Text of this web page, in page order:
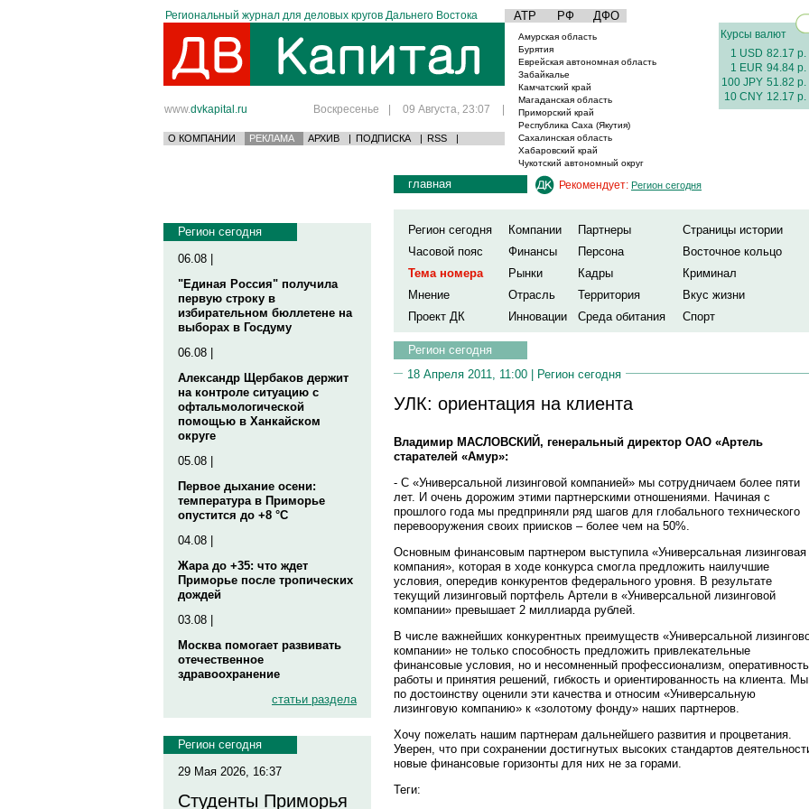
Региональный журнал для деловых кругов Дальнего Востока АТР РФ ДФО
www.dvkapital.ru Воскресенье | 09 Августа, 23:07 |
О КОМПАНИИ РЕКЛАМА АРХИВ | ПОДПИСКА | RSS |
Амурская область
Бурятия
Еврейская автономная область
Забайкалье
Камчатский край
Магаданская область
Приморский край
Республика Саха (Якутия)
Сахалинская область
Хабаровский край
Чукотский автономный округ
Курсы валют
1 USD 82.17 р.
1 EUR 94.84 р.
100 JPY 51.82 р.
10 CNY 12.17 р.
Регион сегодня
06.08 |
"Единая Россия" получила
первую строку в
избирательном бюллетене на
выборах в Госдуму
06.08 |
Александр Щербаков держит
на контроле ситуацию с
офтальмологической
помощью в Ханкайском
округе
05.08 |
Первое дыхание осени:
температура в Приморье
опустится до +8 °C
04.08 |
Жара до +35: что ждет
Приморье после тропических
дождей
03.08 |
Москва помогает развивать
отечественное
здравоохранение
статьи раздела
Регион сегодня
29 Мая 2026, 16:37
Студенты Приморья
главная Рекомендует: Регион сегодня
Регион сегодня Компании Партнеры
Страницы истории
Часовой пояс
Финансы Персона
Восточное кольцо
Тема номера
Рынки Кадры
Криминал
Мнение
Отрасль Территория
Вкус жизни
Проект ДК
Инновации Среда обитания Спорт
Регион сегодня
18 Апреля 2011, 11:00 | Регион сегодня
УЛК: ориентация на клиента
Владимир МАСЛОВСКИЙ, генеральный директор ОАО «Артель
старателей «Амур»:
- С «Универсальной лизинговой компанией» мы сотрудничаем более пяти
лет. И очень дорожим этими партнерскими отношениями. Начиная с
прошлого года мы предприняли ряд шагов для глобального технического
перевооружения своих приисков – более чем на 50%.
Основным финансовым партнером выступила «Универсальная лизинговая
компания», которая в ходе конкурса смогла предложить наилучшие
условия, опередив конкурентов федерального уровня. В результате
текущий лизинговый портфель Артели в «Универсальной лизинговой
компании» превышает 2 миллиарда рублей.
В числе важнейших конкурентных преимуществ «Универсальной
компании» не только способность предложить привлекательные
финансовые условия, но и несомненный профессионализм, оперативность
работы и принятия решений, гибкость и ориентированность на клиента. Мы
по достоинству оценили эти качества и относим «Универсальную
лизинговую компанию» к «золотому фонду» наших партнеров.
Хочу пожелать нашим партнерам дальнейшего развития и процветания.
Уверен, что при сохранении достигнутых высоких стандартов
новые финансовые горизонты для них не за горами.
Теги: